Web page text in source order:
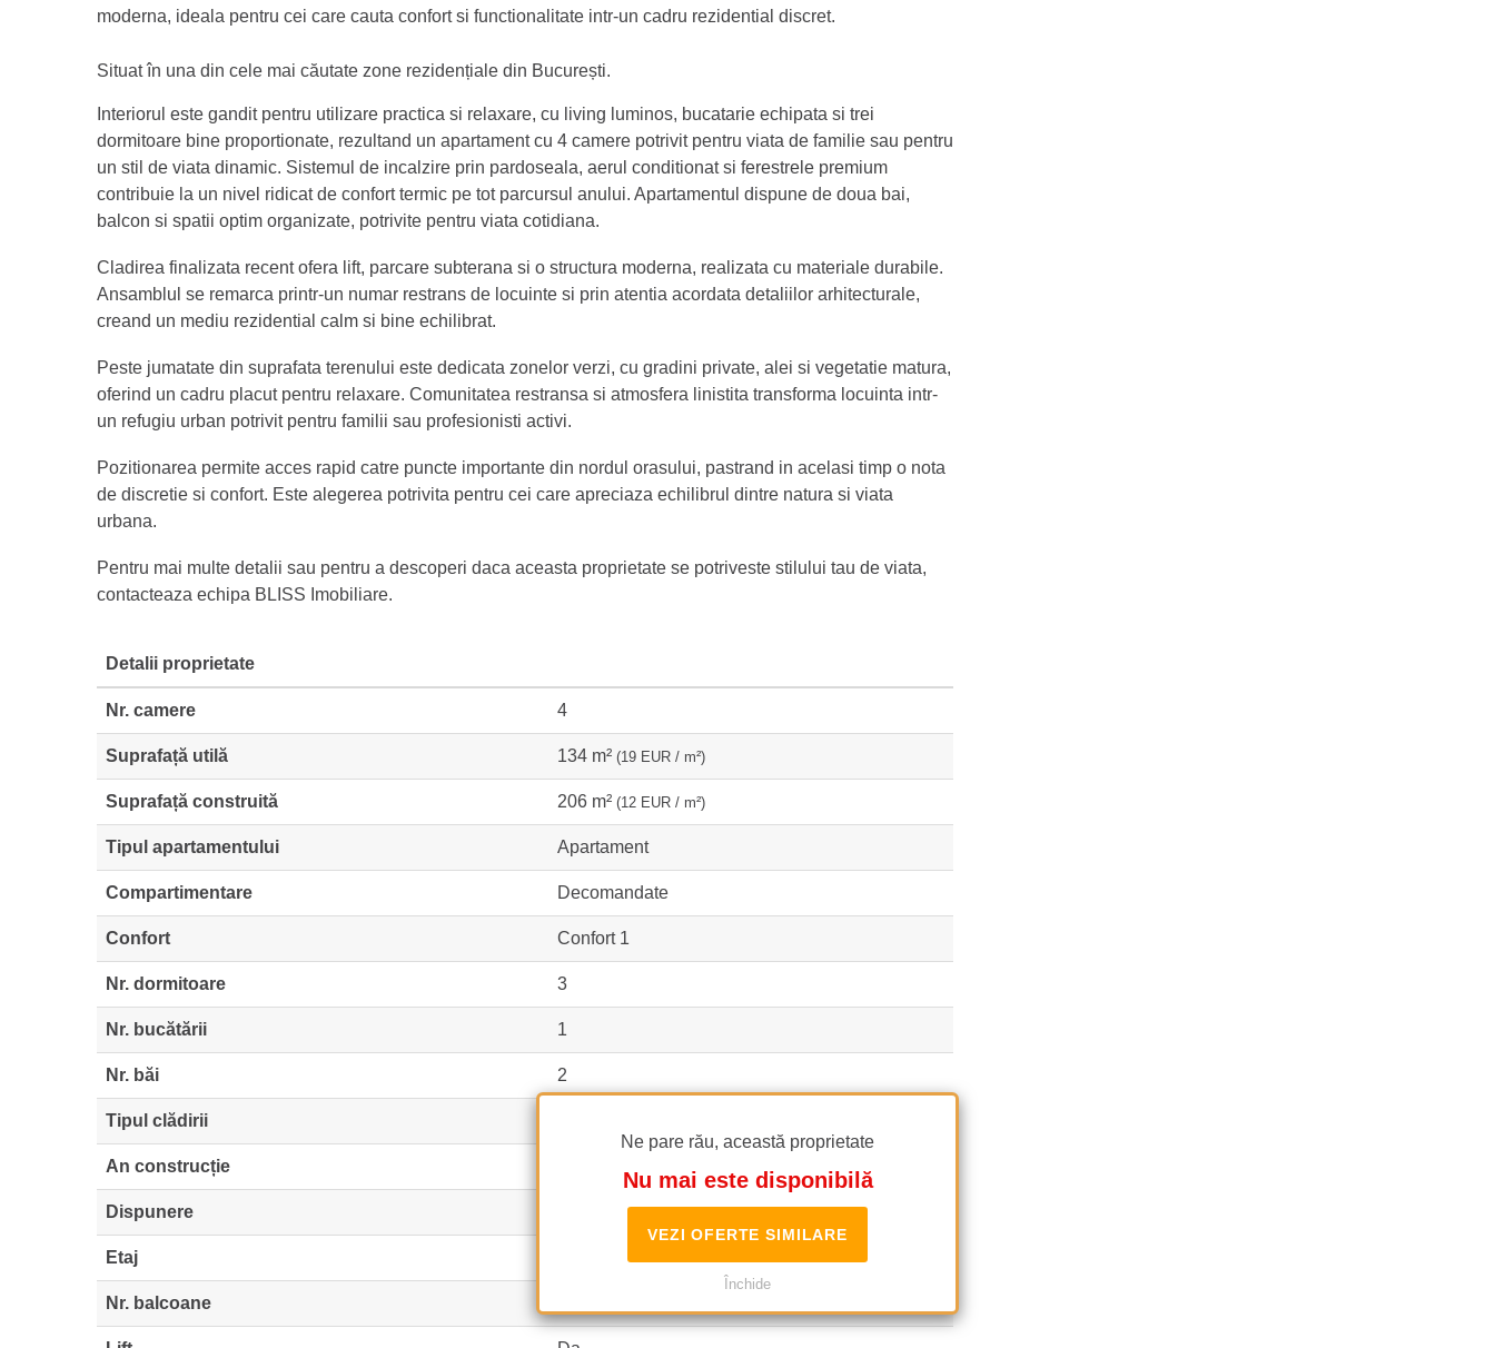
Ne pare rău, această proprietate
Nu mai este disponibilă
VEZI OFERTE SIMILARE
Închide
moderna, ideala pentru cei care cauta confort si functionalitate intr-un cadru rezidential discret.
Situat în una din cele mai căutate zone rezidențiale din București.
Interiorul este gandit pentru utilizare practica si relaxare, cu living luminos, bucatarie echipata si trei
dormitoare bine proportionate, rezultand un apartament cu 4 camere potrivit pentru viata de familie sau pentru
un stil de viata dinamic. Sistemul de incalzire prin pardoseala, aerul conditionat si ferestrele premium
contribuie la un nivel ridicat de confort termic pe tot parcursul anului. Apartamentul dispune de doua bai,
balcon si spatii optim organizate, potrivite pentru viata cotidiana.
Cladirea finalizata recent ofera lift, parcare subterana si o structura moderna, realizata cu materiale durabile.
Ansamblul se remarca printr-un numar restrans de locuinte si prin atentia acordata detaliilor arhitecturale,
creand un mediu rezidential calm si bine echilibrat.
Peste jumatate din suprafata terenului este dedicata zonelor verzi, cu gradini private, alei si vegetatie matura,
oferind un cadru placut pentru relaxare. Comunitatea restransa si atmosfera linistita transforma locuinta intr-
un refugiu urban potrivit pentru familii sau profesionisti activi.
Pozitionarea permite acces rapid catre puncte importante din nordul orasului, pastrand in acelasi timp o nota
de discretie si confort. Este alegerea potrivita pentru cei care apreciaza echilibrul dintre natura si viata
urbana.
Pentru mai multe detalii sau pentru a descoperi daca aceasta proprietate se potriveste stilului tau de viata,
contacteaza echipa BLISS Imobiliare.
Detalii proprietate
Nr. camere 4
Suprafață utilă 134 m² (19 EUR / m²)
Suprafață construită 206 m² (12 EUR / m²)
Tipul apartamentului Apartament
Compartimentare Decomandate
Confort Confort 1
Nr. dormitoare 3
Nr. bucătării 1
Nr. băi 2
Tipul clădirii
An construcție
Dispunere
Etaj
Nr. balcoane